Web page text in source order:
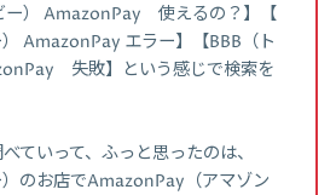
ー） AmazonPay 使えるの？】【
AmazonPay エラー】【BBB（ト
失敗】という感じで検索を
ていって、ふっと思ったのは、
のお店でAmazonPay（アマゾン